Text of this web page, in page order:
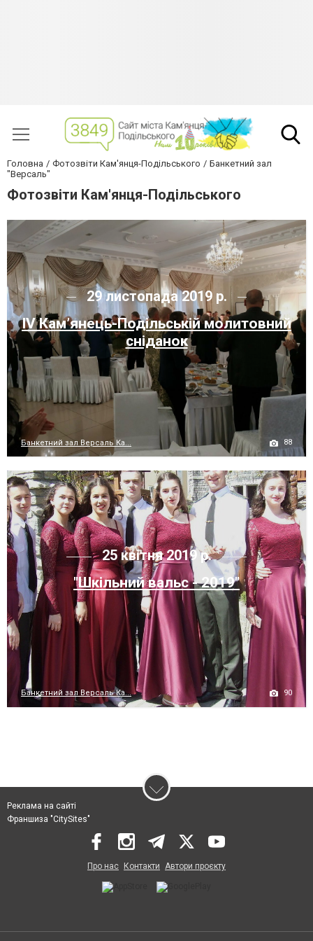
Головна Фотозвіти Кам'янця-Подільського
Банкетний зал
"Версаль"
Фотозвіти Кам'янця-Подільського
29 листопада 2019 р.
IV Кам’янець-Подільській молитовний
сніданок
Банкетний зал Версаль Ка... 88
25 квітня 2019 р.
"Шкільний вальс - 2019"
Банкетний зал Версаль Ка... 90
Реклама на сайті
Франшиза "CitySites"
Про нас Контакти Автори проєкту